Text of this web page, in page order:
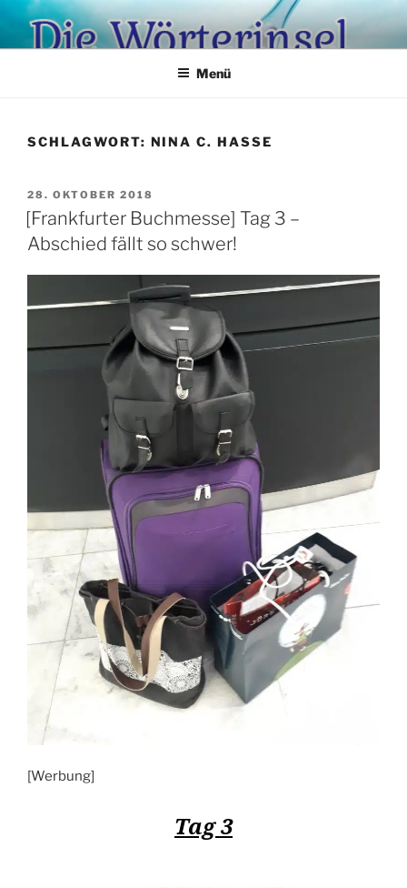
Zum
Inhalt
springen
Menü
SCHLAGWORT: NINA C. HASSE
VERÖFFENTLICHT
AM
28. OKTOBER 2018
[Frankfurter Buchmesse] Tag 3 –
Abschied fällt so schwer!
[Werbung]
Tag 3